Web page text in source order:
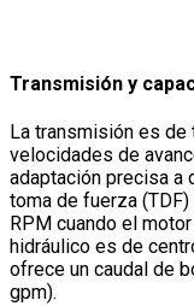
Transmisión y
La transmisión es
velocidades de
adaptación precisa a
toma de fuerza
RPM cuando el
hidráulico es de
ofrece un caudal de
gpm).